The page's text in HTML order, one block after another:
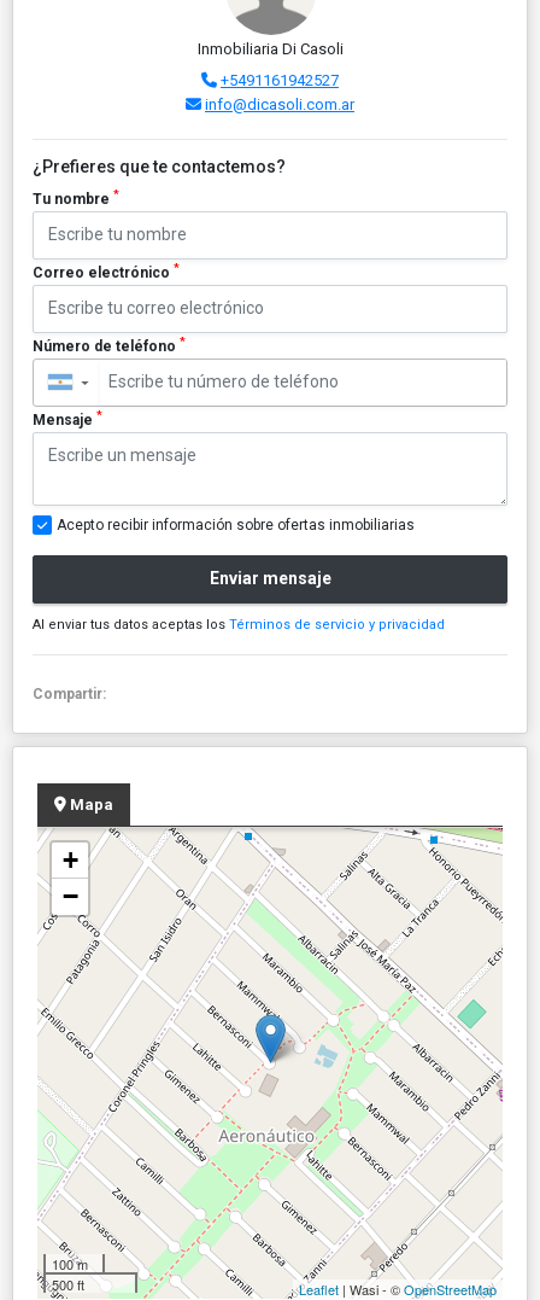
Inmobiliaria Di Casoli
+5491161942527
info@dicasoli.com.ar
¿Prefieres que te contactemos?
Tu nombre *
Correo electrónico *
Número de teléfono *
▼
Mensaje *
Acepto recibir información sobre ofertas inmobiliarias
Enviar mensaje
Al enviar tus datos aceptas los Términos de servicio y privacidad
Compartir:
Mapa
+
−
100 m
500 ft
Leaflet | Wasi - ©OpenStreetMap